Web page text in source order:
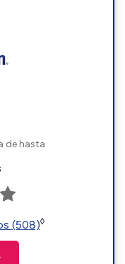
de hasta
(508)◊